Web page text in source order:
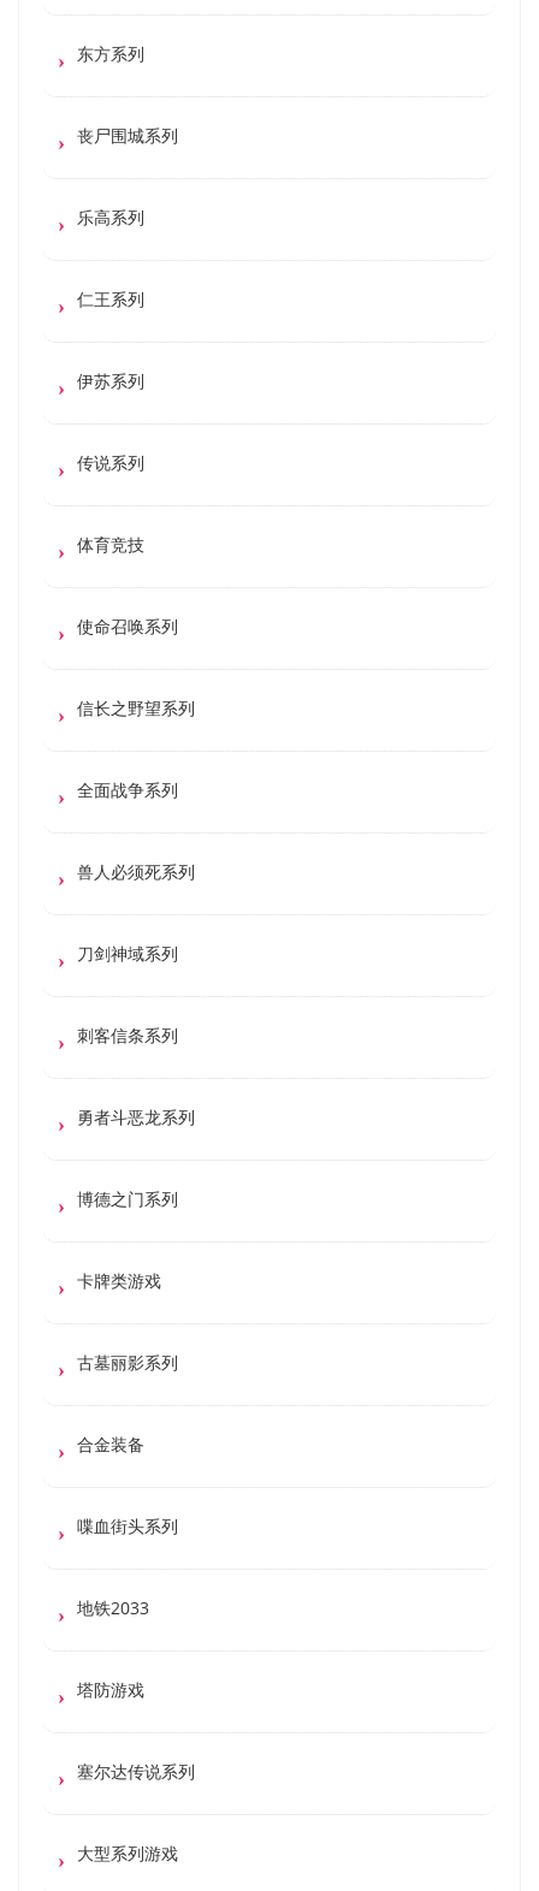
东方系列
丧尸围城系列
乐高系列
仁王系列
伊苏系列
传说系列
体育竞技
使命召唤系列
信长之野望系列
全面战争系列
兽人必须死系列
刀剑神域系列
刺客信条系列
勇者斗恶龙系列
博德之门系列
卡牌类游戏
古墓丽影系列
合金装备
喋血街头系列
地铁2033
塔防游戏
塞尔达传说系列
大型系列游戏